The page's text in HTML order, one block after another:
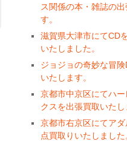
ス関係の本・雑誌の
す。
滋賀県大津市にてCD
いたしました。
ジョジョの奇妙な冒
いたします。
京都市中京区にてハ
クスを出張買取いたし
京都市右京区にてア
点買取りいたしました